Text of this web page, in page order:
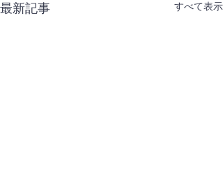
最新記事 すべて表示